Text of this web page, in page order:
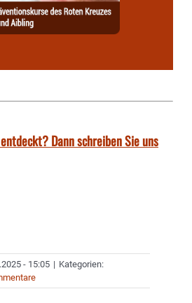
Dann schreiben Sie uns
- 15:05 | Kategorien: